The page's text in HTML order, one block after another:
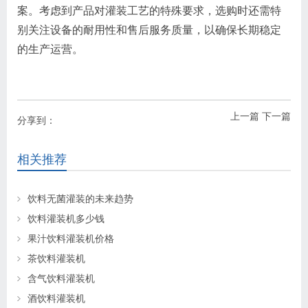
案。考虑到产品对灌装工艺的特殊要求，选购时还需特
别关注设备的耐用性和售后服务质量，以确保长期稳定
的生产运营。
上一篇 下一篇
分享到：
相关推荐
饮料无菌灌装的未来趋势
饮料灌装机多少钱
果汁饮料灌装机价格
茶饮料灌装机
含气饮料灌装机
酒饮料灌装机